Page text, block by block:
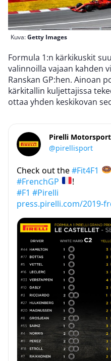
Kuva:Getty Images
Formula 1:n kärkikuskit
valinnoilla vajaan kahden
Ranskan GP:hen. Ainoan
kärkitallin kuljettajissa
ottaa yhden keskikovan
Pirelli Motorsport
@pirellisport
Check out the#Fit4F1
#FrenchGP
!
#F1 #Pirelli
press.pirelli.com/2019-